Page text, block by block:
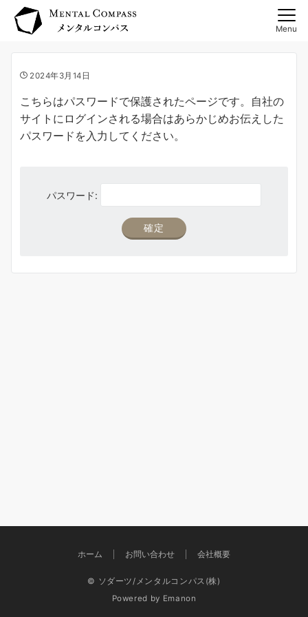
Menu
2024年3月14日
こちらはパスワードで保護されたページです。自社の
サイトにログインされる場合はあらかじめお伝えした
パスワードを入力してください。
パスワード:
ホーム お問い合わせ 会社概要
© ソダーツ/メンタルコンパス(株)
Powered by Emanon